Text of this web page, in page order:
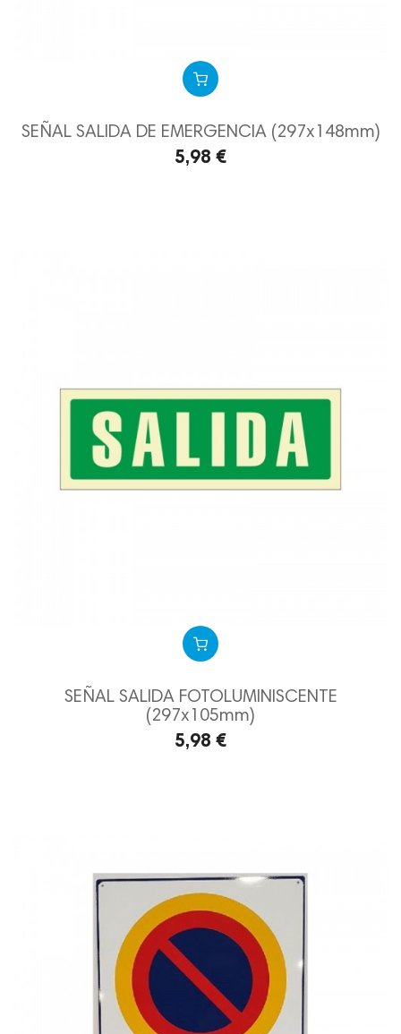
SEÑAL SALIDA DE EMERGENCIA (297x148mm)
5,98 €
SEÑAL SALIDA FOTOLUMINISCENTE
(297x105mm)
5,98 €